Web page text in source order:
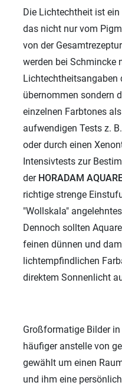
Die Lichtechtheit ist
das nicht nur vom
von der
werden bei Schmincke
Lichtechtheitsangaben
übernommen sondern
einzelnen Farbtones
aufwendigen Tests z.
oder durch einen
Intensivtests zur
der HORADAM
richtige strenge
"Wollskala"
Dennoch sollten
feinen dünnen und
lichtempfindlichen
direktem Sonnenlicht
Großformatige Bilder
häufiger anstelle von
gewählt um einen
und ihm eine